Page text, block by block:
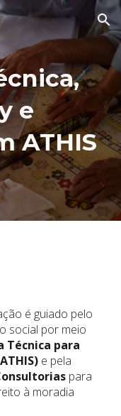
Skip to navigation
e
ATHIS
é guiado pelo
social por meio
Técnica para
e pela
para
à moradia